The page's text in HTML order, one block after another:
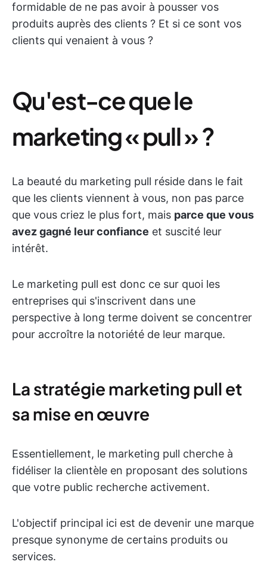
formidable de ne pas avoir à pousser vos
produits auprès des clients ? Et si ce sont vos
clients qui venaient à vous ?
Qu'est-ce que le
marketing « pull » ?
La beauté du marketing pull réside dans le fait
que les clients viennent à vous, non pas parce
que vous criez le plus fort, mais parce que vous
avez gagné leur confiance et suscité leur
intérêt.
Le marketing pull est donc ce sur quoi les
entreprises qui s'inscrivent dans une
perspective à long terme doivent se concentrer
pour accroître la notoriété de leur marque.
La stratégie marketing pull et
sa mise en œuvre
Essentiellement, le marketing pull cherche à
fidéliser la clientèle en proposant des solutions
que votre public recherche activement.
L'objectif principal ici est de devenir une marque
presque synonyme de certains produits ou
services.